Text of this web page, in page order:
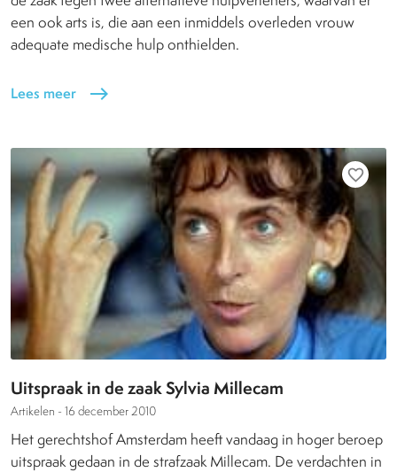
een ook arts is, die aan een inmiddels overleden vrouw
adequate medische hulp onthielden.
Lees meer east
favorite_border
Uitspraak in de zaak Sylvia Millecam
Artikelen - 16 december 2010
Het gerechtshof Amsterdam heeft vandaag in hoger beroep
uitspraak gedaan in de strafzaak Millecam. De verdachten in